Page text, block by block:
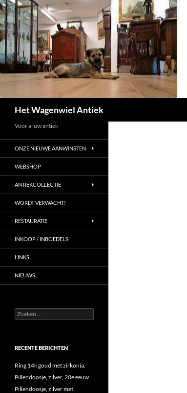
Het Wagenwiel Antiek
Voor al uw antiek
ONZE NIEUWE AANWINSTEN
WEBSHOP
ANTIEKCOLLECTIE
WORDT VERWACHT!
RESTAURATIE
INKOOP / INBOEDELS
LINKS
NIEUWS
Zoeken
naar:
RECENTE BERICHTEN
Ring 14k goud met zirkonia.
Pillendoosje, zilver, 20e eeuw.
Pillendoosje, zilver met